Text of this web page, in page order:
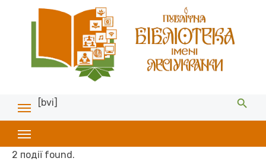
[bvi]
2 події found.